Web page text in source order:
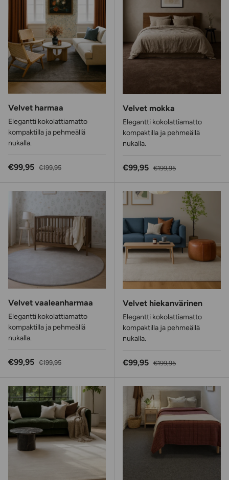
Velvet harmaa
Elegantti kokolattiamatto
kompaktilla ja pehmeällä
nukalla.
Alennushinta
€99,95 Normaalihinta
€199,95
Velvet mokka
Elegantti kokolattiamatto
kompaktilla ja pehmeällä
nukalla.
Alennushinta
€99,95 Normaalihinta
€199,95
Velvet vaaleanharmaa
Elegantti kokolattiamatto
kompaktilla ja pehmeällä
nukalla.
Alennushinta
€99,95 Normaalihinta
€199,95
Velvet hiekanvärinen
Elegantti kokolattiamatto
kompaktilla ja pehmeällä
nukalla.
Alennushinta
€99,95 Normaalihinta
€199,95